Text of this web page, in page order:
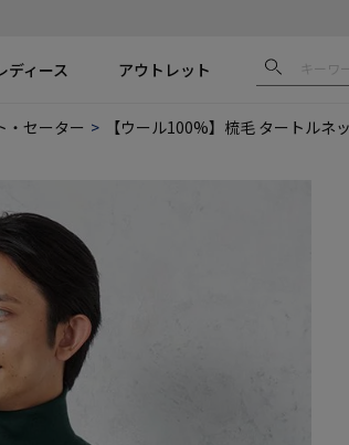
ディース アウトレット
・セーター 【ウール100%】梳毛 タートルネ